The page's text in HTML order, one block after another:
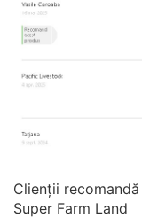
Clienții
Super Farm Land